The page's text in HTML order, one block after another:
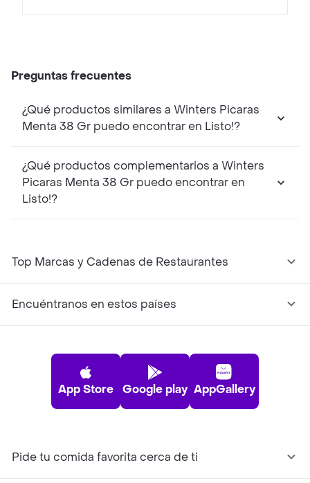
Preguntas frecuentes
¿Qué productos similares a Winters Picaras
Menta 38 Gr puedo encontrar en Listo!?
¿Qué productos complementarios a Winters
Picaras Menta 38 Gr puedo encontrar en
Listo!?
Top Marcas y Cadenas de Restaurantes
Encuéntranos en estos países
App Store Google play AppGallery
Pide tu comida favorita cerca de ti